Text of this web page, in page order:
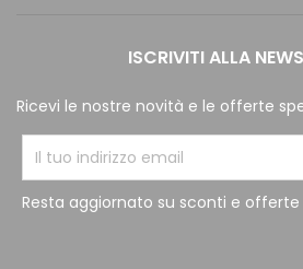
ISCRIVITI ALLA
Ricevi le nostre novità e le offerte
Resta aggiornato su sconti e offerte